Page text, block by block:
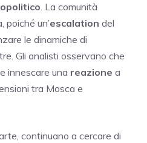
. La comunità
poiché un’escalation del
le dinamiche di
Gli analisti osservano che
innescare una reazione a
tra Mosca e
continuano a cercare di